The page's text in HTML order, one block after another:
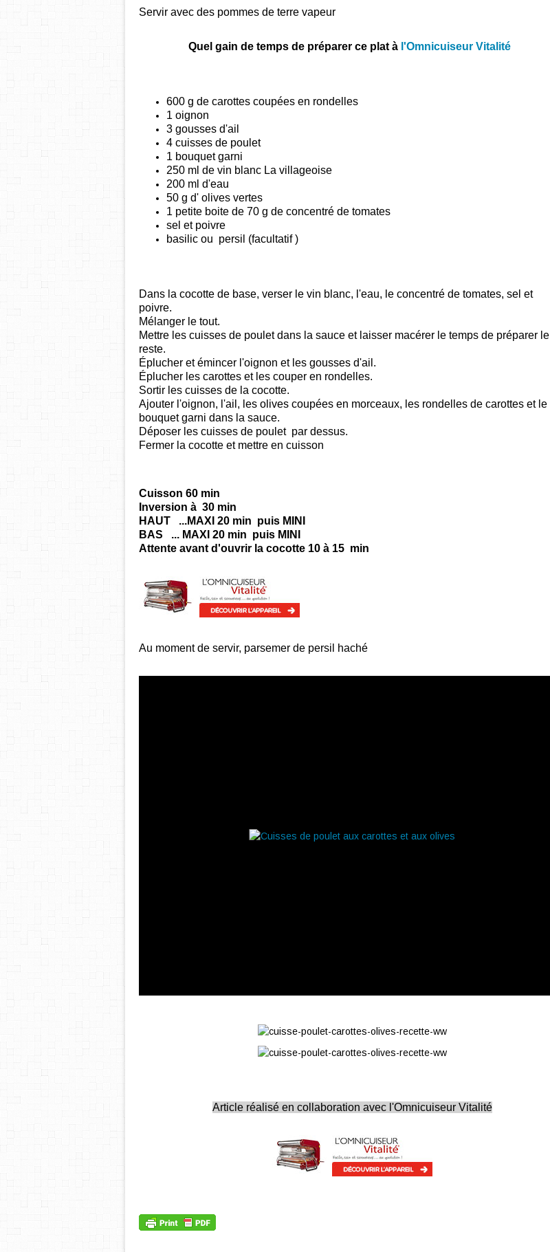
Servir avec des pommes de terre vapeur
Quel gain de temps de préparer ce plat à l'Omnicuiseur Vitalité
600 g de carottes coupées en rondelles
1 oignon
3 gousses d'ail
4 cuisses de poulet
1 bouquet garni
250 ml de vin blanc La villageoise
200 ml d'eau
50 g d' olives vertes
1 petite boite de 70 g de concentré de tomates
sel et poivre
basilic ou persil (facultatif )
Dans la cocotte de base, verser le vin blanc, l'eau, le concentré de tomates, sel et
poivre.
Mélanger le tout.
Mettre les cuisses de poulet dans la sauce et laisser macérer le temps de préparer le
reste.
Éplucher et émincer l'oignon et les gousses d'ail.
Éplucher les carottes et les couper en rondelles.
Sortir les cuisses de la cocotte.
Ajouter l'oignon, l'ail, les olives coupées en morceaux, les rondelles de carottes et le
bouquet garni dans la sauce.
Déposer les cuisses de poulet par dessus.
Fermer la cocotte et mettre en cuisson
Cuisson 60 min
Inversion à 30 min
HAUT ...MAXI 20 min puis MINI
BAS ... MAXI 20 min puis MINI
Attente avant d'ouvrir la cocotte 10 à 15 min
Au moment de servir, parsemer de persil haché
Article réalisé en collaboration avec l'Omnicuiseur Vitalité